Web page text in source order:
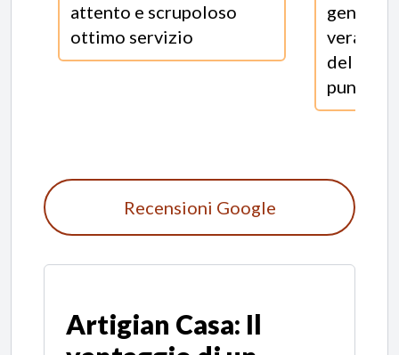
attento e scrupoloso
ottimo servizio
gentile
del
Recensioni Google
Artigian Casa: Il